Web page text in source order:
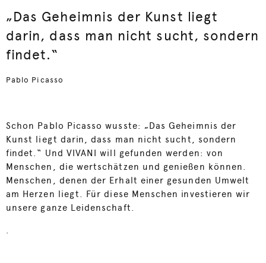
„Das Geheimnis der Kunst liegt
darin, dass man nicht sucht, sondern
findet.“
Pablo Picasso
Schon Pablo Picasso wusste: „Das Geheimnis der
Kunst liegt darin, dass man nicht sucht, sondern
findet.“ Und VIVANI will gefunden werden: von
Menschen, die wertschätzen und genießen können.
Menschen, denen der Erhalt einer gesunden Umwelt
am Herzen liegt. Für diese Menschen investieren wir
unsere ganze Leidenschaft.
.